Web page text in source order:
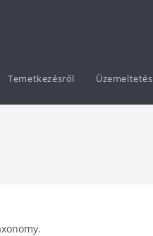
Temetkezésről Üzemeltetés